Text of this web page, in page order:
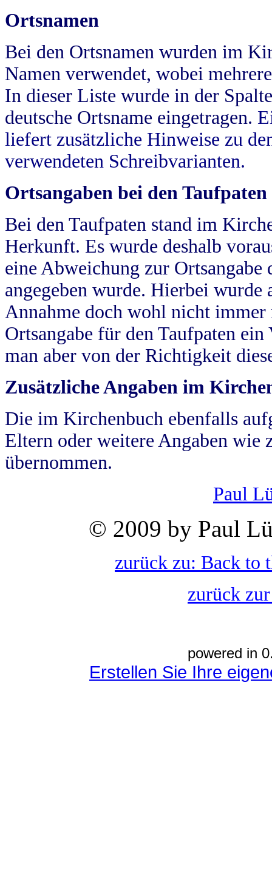
Ortsnamen
Bei den Ortsnamen wurden im
Namen verwendet, wobei
In dieser Liste wurde in der
deutsche Ortsname eingetragen.
liefert zusätzliche Hinweise zu
verwendeten Schreibvarianten.
Ortsangaben bei den Taufpaten
Bei den Taufpaten stand im
Herkunft. Es wurde deshalb
eine Abweichung zur
angegeben wurde. Hierbei wurde
Annahme doch wohl nicht
Ortsangabe für den Taufpaten
man aber von der Richtigkeit
Zusätzliche Angaben im
Die im Kirchenbuch ebenfalls
Eltern oder weitere Angaben wie
übernommen.
Paul
© 2009 by Paul
zurück zu: Back to
zurück
powered in
Erstellen Sie Ihre